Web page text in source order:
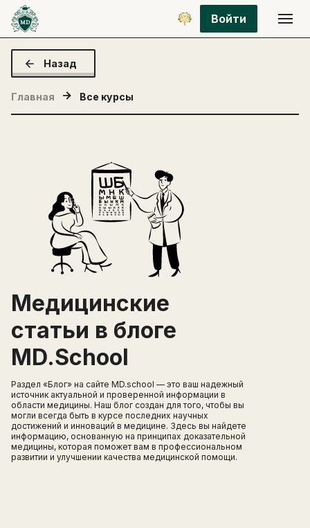
Войти
Назад
Главная Все курсы
Медицинские
статьи в блоге
MD.School
Раздел «Блог» на сайте MD.school — это ваш надежный
источник актуальной и проверенной информации в
области медицины. Наш блог создан для того, чтобы вы
могли всегда быть в курсе последних научных
достижений и инноваций в медицине. Здесь вы найдете
информацию, основанную на принципах доказательной
медицины, которая поможет вам в профессиональном
развитии и улучшении качества медицинской помощи.